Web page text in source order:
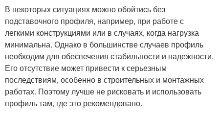
В некоторых ситуациях можно обойтись без
подставочного профиля, например, при работе с
легкими конструкциями или в случаях, когда нагрузка
минимальна. Однако в большинстве случаев профиль
необходим для обеспечения стабильности и надежности.
Его отсутствие может привести к серьезным
последствиям, особенно в строительных и монтажных
работах. Поэтому лучше не рисковать и использовать
профиль там, где это рекомендовано.